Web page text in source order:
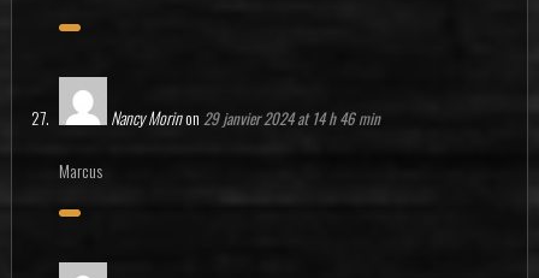
Nancy Morinon 29 janvier 2024 at 14 h 46 min
Marcus